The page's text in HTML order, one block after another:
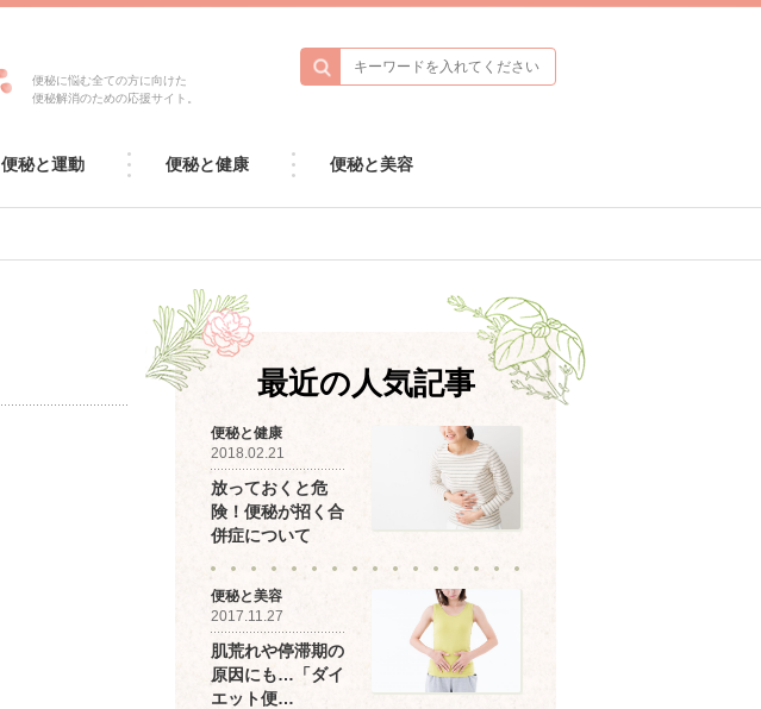
便秘に悩む全ての方に向けた
便秘解消のための応援サイト。
便秘と運動 便秘と健康 便秘と美容
最近の人気記事
便秘と健康
2018.02.21
放っておくと危
険！便秘が招く合
併症について
便秘と美容
2017.11.27
肌荒れや停滞期の
原因にも…「ダイ
エット便…